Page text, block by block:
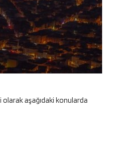
olarak aşağıdaki konularda